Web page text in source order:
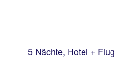
5 Nächte, Hotel + Flug